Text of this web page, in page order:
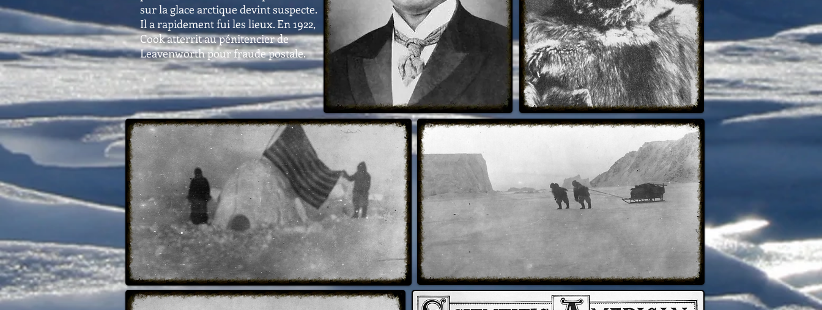
sur la glace arctique devint suspecte.
Il a rapidement fui les lieux. En 1922,
Cook atterrit au pénitencier de
Leavenworth pour fraude postale.